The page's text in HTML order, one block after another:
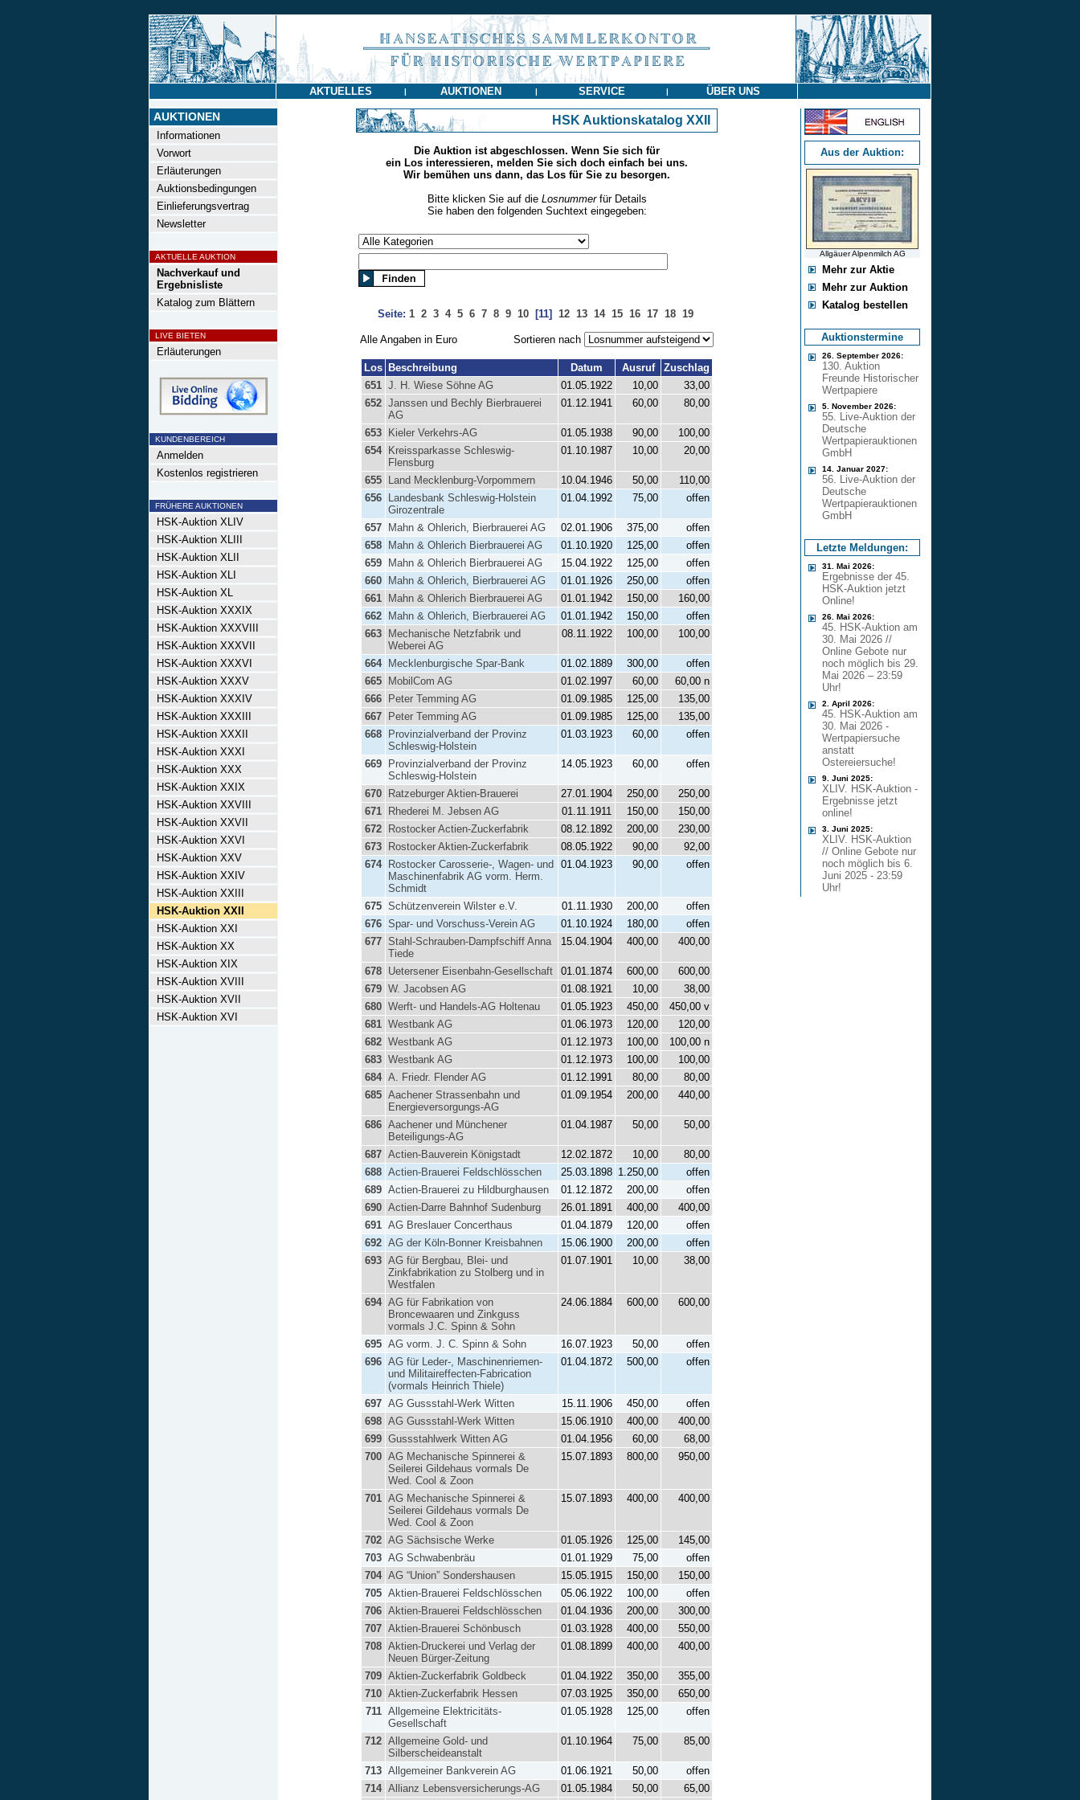
AKTUELLES | AUKTIONEN | SERVICE | ÜBER UNS
AUKTIONEN
Informationen
Vorwort
Erläuterungen
Auktionsbedingungen
Einlieferungsvertrag
Newsletter
AKTUELLE AUKTION
Nachverkauf und
Ergebnisliste
Katalog zum Blättern
LIVE BIETEN
Erläuterungen
KUNDENBEREICH
Anmelden
Kostenlos registrieren
FRÜHERE AUKTIONEN
HSK-Auktion XLIV
HSK-Auktion XLIII
HSK-Auktion XLII
HSK-Auktion XLI
HSK-Auktion XL
HSK-Auktion XXXIX
HSK-Auktion XXXVIII
HSK-Auktion XXXVII
HSK-Auktion XXXVI
HSK-Auktion XXXV
HSK-Auktion XXXIV
HSK-Auktion XXXIII
HSK-Auktion XXXII
HSK-Auktion XXXI
HSK-Auktion XXX
HSK-Auktion XXIX
HSK-Auktion XXVIII
HSK-Auktion XXVII
HSK-Auktion XXVI
HSK-Auktion XXV
HSK-Auktion XXIV
HSK-Auktion XXIII
HSK-Auktion XXII
HSK-Auktion XXI
HSK-Auktion XX
HSK-Auktion XIX
HSK-Auktion XVIII
HSK-Auktion XVII
HSK-Auktion XVI
HSK Auktionskatalog XXII
Die Auktion ist abgeschlossen. Wenn Sie sich für
ein Los interessieren, melden Sie sich doch einfach bei uns.
Wir bemühen uns dann, das Los für Sie zu besorgen.
Bitte klicken Sie auf die Losnummerfür Details
Sie haben den folgenden Suchtext eingegeben:
Seite: 1 2 3 4 5 6 7 8 9 10 [11] 12 13 14 15 16 17 18 19
Alle Angaben in Euro Sortieren nach
Los Beschreibung Datum Ausruf
Zuschlag
651 J. H. Wiese Söhne AG 01.05.1922 10,00
33,00
652 Janssen und Bechly Bierbrauerei
AG
01.12.1941 60,00 80,00
653 Kieler Verkehrs-AG 01.05.1938 90,00
100,00
654
Kreissparkasse Schleswig-
Flensburg
01.10.1987 10,00 20,00
655 Land Mecklenburg-Vorpommern 10.04.1946 50,00
110,00
656
Landesbank Schleswig-Holstein
Girozentrale
01.04.1992 75,00 offen
657 Mahn & Ohlerich, Bierbrauerei AG 02.01.1906 375,00
offen
658
Mahn & Ohlerich Bierbrauerei AG 01.10.1920 125,00
offen
659
Mahn & Ohlerich Bierbrauerei AG 15.04.1922 125,00
offen
660
Mahn & Ohlerich, Bierbrauerei AG 01.01.1926 250,00
offen
661
Mahn & Ohlerich Bierbrauerei AG 01.01.1942 150,00
160,00
662
Mahn & Ohlerich, Bierbrauerei AG 01.01.1942 150,00
offen
663
Mechanische Netzfabrik und
Weberei AG
08.11.1922 100,00 100,00
664 Mecklenburgische Spar-Bank 01.02.1889 300,00
offen
665
MobilCom AG 01.02.1997 60,00
60,00 n
666
Peter Temming AG 01.09.1985 125,00
135,00
667
Peter Temming AG 01.09.1985 125,00
135,00
668
Provinzialverband der Provinz
Schleswig-Holstein
01.03.1923 60,00 offen
669
Provinzialverband der Provinz
Schleswig-Holstein
14.05.1923 60,00 offen
670 Ratzeburger Aktien-Brauerei 27.01.1904 250,00
250,00
671
Rhederei M. Jebsen AG 01.11.1911 150,00
150,00
672
Rostocker Actien-Zuckerfabrik 08.12.1892 200,00
230,00
673
Rostocker Aktien-Zuckerfabrik 08.05.1922 90,00
92,00
674
Rostocker Carosserie-, Wagen- und
Maschinenfabrik AG vorm. Herm.
Schmidt
01.04.1923 90,00 offen
675 Schützenverein Wilster e.V. 01.11.1930 200,00
offen
676 Spar- und Vorschuss-Verein AG 01.10.1924 180,00
offen
677 Stahl-Schrauben-Dampfschiff Anna
Tiede
15.04.1904 400,00 400,00
678 Uetersener Eisenbahn-Gesellschaft 01.01.1874 600,00
600,00
679 W. Jacobsen AG 01.08.1921 10,00
38,00
680 Werft- und Handels-AG Holtenau 01.05.1923 450,00
450,00 v
681 Westbank AG 01.06.1973 120,00
120,00
682 Westbank AG 01.12.1973 100,00
100,00 n
683 Westbank AG 01.12.1973 100,00
100,00
684 A. Friedr. Flender AG 01.12.1991 80,00
80,00
685 Aachener Strassenbahn und
Energieversorgungs-AG
01.09.1954 200,00 440,00
686 Aachener und Münchener
Beteiligungs-AG
01.04.1987 50,00 50,00
687 Actien-Bauverein Königstadt 12.02.1872 10,00
80,00
688 Actien-Brauerei Feldschlösschen 25.03.1898 1.250,00
offen
689 Actien-Brauerei zu Hildburghausen 01.12.1872 200,00
offen
690 Actien-Darre Bahnhof Sudenburg 26.01.1891 400,00
400,00
691 AG Breslauer Concerthaus 01.04.1879 120,00
offen
692 AG der Köln-Bonner Kreisbahnen 15.06.1900 200,00
offen
693 AG für Bergbau, Blei- und
Zinkfabrikation zu Stolberg und in
Westfalen
01.07.1901 10,00 38,00
694 AG für Fabrikation von
Broncewaaren und Zinkguss
vormals J.C. Spinn & Sohn
24.06.1884 600,00 600,00
695 AG vorm. J. C. Spinn & Sohn 16.07.1923 50,00
offen
696 AG für Leder-, Maschinenriemen-
und Militaireffecten-Fabrication
(vormals Heinrich Thiele)
01.04.1872 500,00 offen
697 AG Gussstahl-Werk Witten 15.11.1906 450,00
offen
698 AG Gussstahl-Werk Witten 15.06.1910 400,00
400,00
699 Gussstahlwerk Witten AG 01.04.1956 60,00
68,00
700 AG Mechanische Spinnerei &
Seilerei Gildehaus vormals De
Wed. Cool & Zoon
15.07.1893 800,00 950,00
701 AG Mechanische Spinnerei &
Seilerei Gildehaus vormals De
Wed. Cool & Zoon
15.07.1893 400,00 400,00
702 AG Sächsische Werke 01.05.1926 125,00
145,00
703 AG Schwabenbräu 01.01.1929 75,00
offen
704 AG “Union” Sondershausen 15.05.1915 150,00
150,00
705 Aktien-Brauerei Feldschlösschen 05.06.1922 100,00
offen
706 Aktien-Brauerei Feldschlösschen 01.04.1936 200,00
300,00
707 Aktien-Brauerei Schönbusch 01.03.1928 400,00
550,00
708 Aktien-Druckerei und Verlag der
Neuen Bürger-Zeitung
01.08.1899 400,00 400,00
709 Aktien-Zuckerfabrik Goldbeck 01.04.1922 350,00
355,00
710 Aktien-Zuckerfabrik Hessen 07.03.1925 350,00
650,00
711 Allgemeine Elektricitäts-
Gesellschaft
01.05.1928 125,00 offen
712 Allgemeine Gold- und
Silberscheideanstalt
01.10.1964 75,00 85,00
713 Allgemeiner Bankverein AG 01.06.1921 50,00
offen
714 Allianz Lebensversicherungs-AG 01.05.1984 50,00 65,00
Aus der Auktion:
Allgäuer Alpenmilch AG
Mehr zur Aktie
Mehr zur Auktion
Katalog bestellen
Auktionstermine
26. September 2026:
130. Auktion
Freunde Historischer
Wertpapiere
5. November 2026:
55. Live-Auktion der
Deutsche
Wertpapierauktionen
GmbH
14. Januar 2027:
56. Live-Auktion der
Deutsche
Wertpapierauktionen
GmbH
Letzte Meldungen:
31. Mai 2026:
Ergebnisse der 45.
HSK-Auktion jetzt
Online!
26. Mai 2026:
45. HSK-Auktion am
30. Mai 2026 //
Online Gebote nur
noch möglich bis 29.
Mai 2026 – 23:59
Uhr!
2. April 2026:
45. HSK-Auktion am
30. Mai 2026 -
Wertpapiersuche
anstatt
Ostereiersuche!
9. Juni 2025:
XLIV. HSK-Auktion -
Ergebnisse jetzt
online!
3. Juni 2025:
XLIV. HSK-Auktion
// Online Gebote nur
noch möglich bis 6.
Juni 2025 - 23:59
Uhr!